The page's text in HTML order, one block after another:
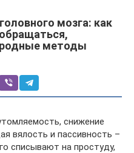
мозга: как
методы
снижение
вялость и пассивность –
списывают на простуду,